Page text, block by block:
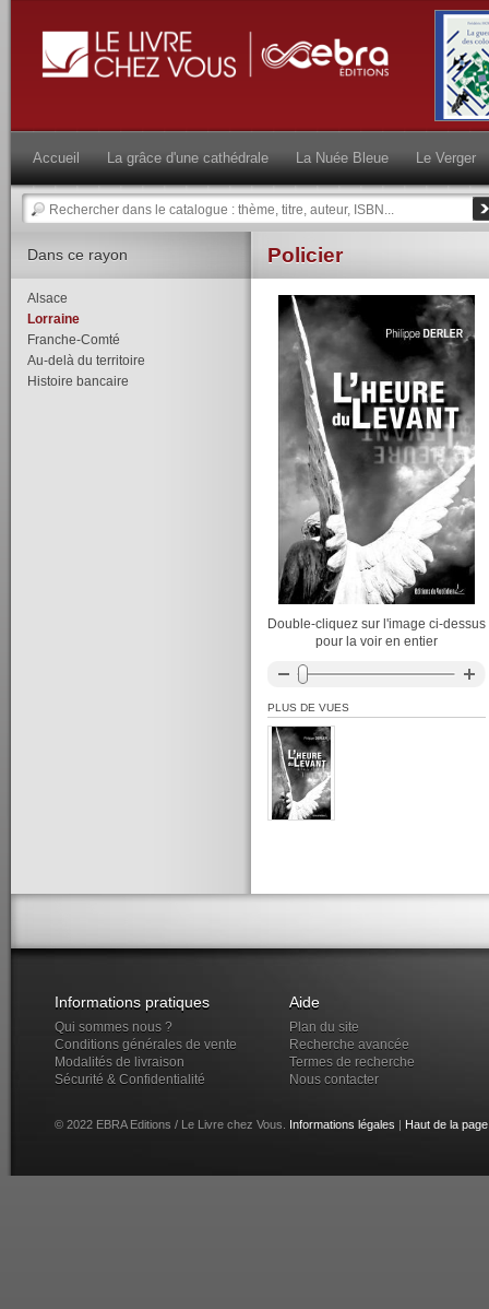
Accueil La grâce d'une cathédrale La Nuée Bleue Le Verger
Policier
Double-cliquez sur l'image ci-dessus
pour la voir en entier
PLUS DE VUES
Dans ce rayon
Alsace
Lorraine
Franche-Comté
Au-delà du territoire
Histoire bancaire
Informations pratiques
Qui sommes nous ?
Conditions générales de vente
Modalités de livraison
Sécurité & Confidentialité
Aide
Plan du site
Recherche avancée
Termes de recherche
Nous contacter
© 2022 EBRA Editions / Le Livre chez Vous. Informations légales Haut de la page